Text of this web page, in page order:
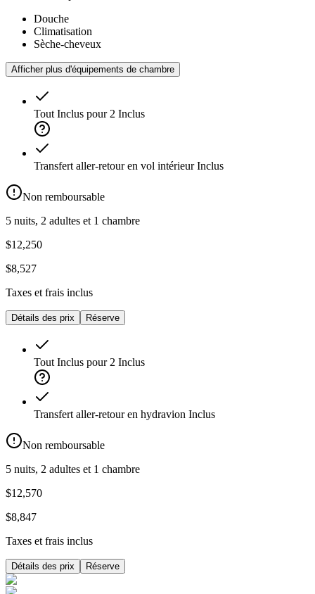
Douche
Climatisation
Sèche-cheveux
Afficher plus d'équipements de chambre
Tout Inclus pour 2 Inclus
Transfert aller-retour en vol intérieur Inclus
Non remboursable
5 nuits, 2 adultes et 1 chambre
$12,250
$8,527
Taxes et frais inclus
Détails des prix Réserve
Tout Inclus pour 2 Inclus
Transfert aller-retour en hydravion Inclus
Non remboursable
5 nuits, 2 adultes et 1 chambre
$12,570
$8,847
Taxes et frais inclus
Détails des prix Réserve